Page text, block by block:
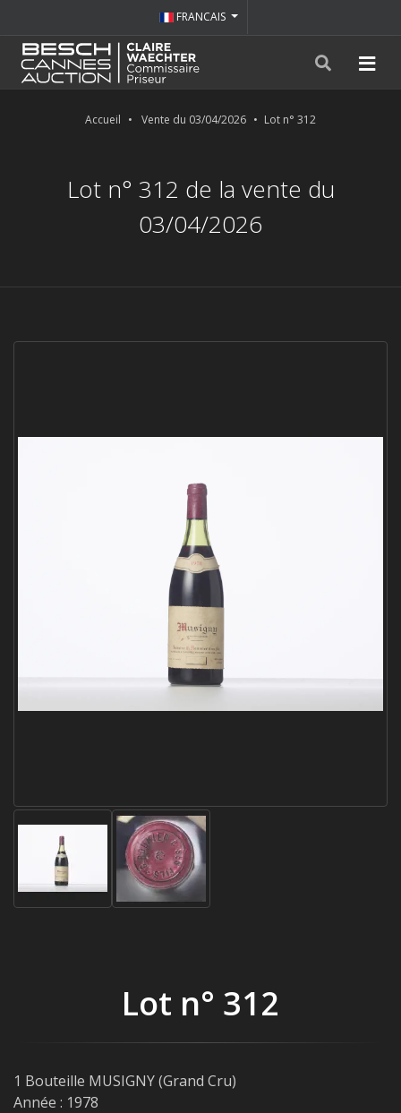
FRANCAIS
Accueil Vente du 03/04/2026 Lot n° 312
Lot n° 312 de la vente du
03/04/2026
Lot n° 312
1 Bouteille MUSIGNY (Grand Cru)
Année : 1978